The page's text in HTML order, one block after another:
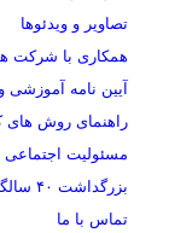
تصاویر و ویدئوها
همکاری با شرکت
آیین نامه آموزشی
راهنمای روش
مسئولیت اجتماعی
بزرگداشت ۴۰ سالگی
تماس با ما